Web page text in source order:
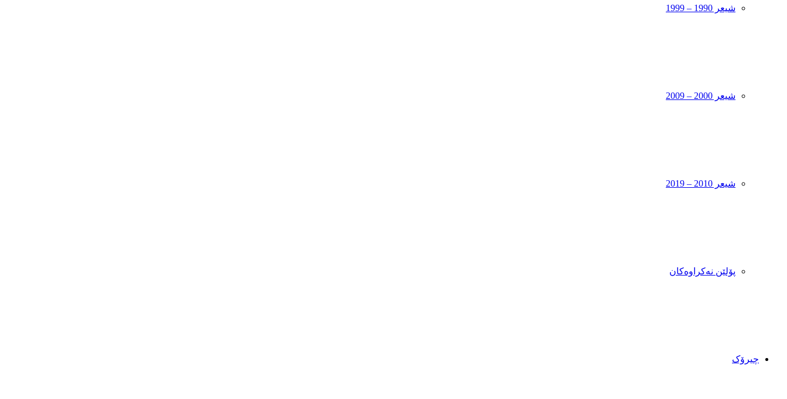
شیعر 1990 – 1999
شیعر 2000 – 2009
شیعر 2010 – 2019
پۆلێن نەکراوەکان
چیرۆک